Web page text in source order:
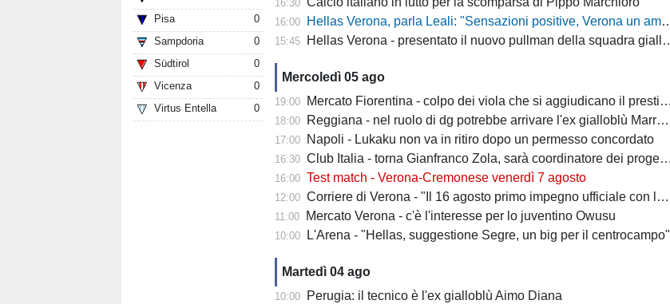
Pisa
0
Sampdoria
0
Südtirol
0
Vicenza
0
Virtus Entella
0
16:30
16:00 Hellas Verona, parla Leali: "Sensazioni positive, Verona un ambiente dove si può lavorare bene"
15:45 Hellas Verona - presentato il nuovo pullman della squadra gialloblù
Mercoledì 05 ago
19:00 Mercato Fiorentina - colpo dei viola che si aggiudicano il prestito dal Real di Mastantuono
18:00 Reggiana - nel ruolo di dg potrebbe arrivare l'ex gialloblù Marroccu
17:00 Napoli - Lukaku non va in ritiro dopo un permesso concordato
16:30 Club Italia - torna Gianfranco Zola, sarà coordinatore dei progetti delle attività giovanili
16:00 Test match - Verona-Cremonese venerdì 7 agosto
12:00 Corriere di Verona - "Il 16 agosto primo impegno ufficiale con la Coppa Italia"
11:00 Mercato Verona - c'è l'interesse per lo juventino Owusu
10:00 L'Arena - "Hellas, suggestione Segre, un big per il centrocampo"
Martedì 04 ago
10:00 Perugia: il tecnico è l'ex gialloblù Aimo Diana